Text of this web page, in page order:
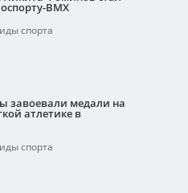
ВМХ
спорта
завоевали медали на
атлетике в
спорта